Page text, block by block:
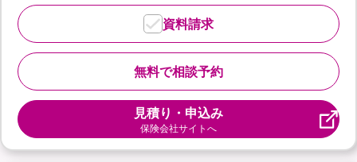
無料で相談予約
資料請求
見積り・申込み
保険会社サイトへ